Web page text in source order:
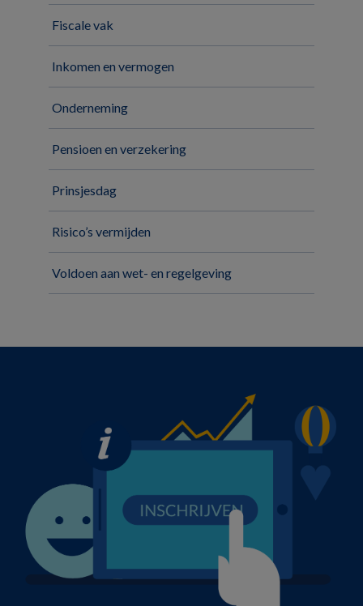
Fiscale vak
Inkomen en vermogen
Onderneming
Pensioen en verzekering
Prinsjesdag
Risico’s vermijden
Voldoen aan wet- en regelgeving